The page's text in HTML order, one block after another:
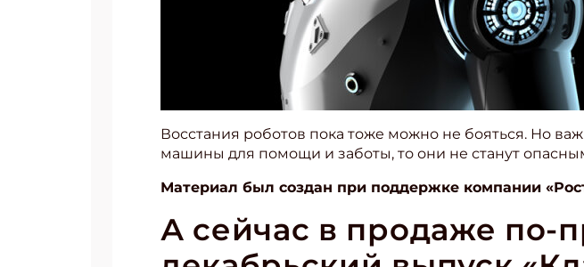
Восстания роботов пока тоже можно не бояться. Но
машины для помощи и заботы, то они не станут
Материал был создан при поддержке компании
А сейчас в продаже по-